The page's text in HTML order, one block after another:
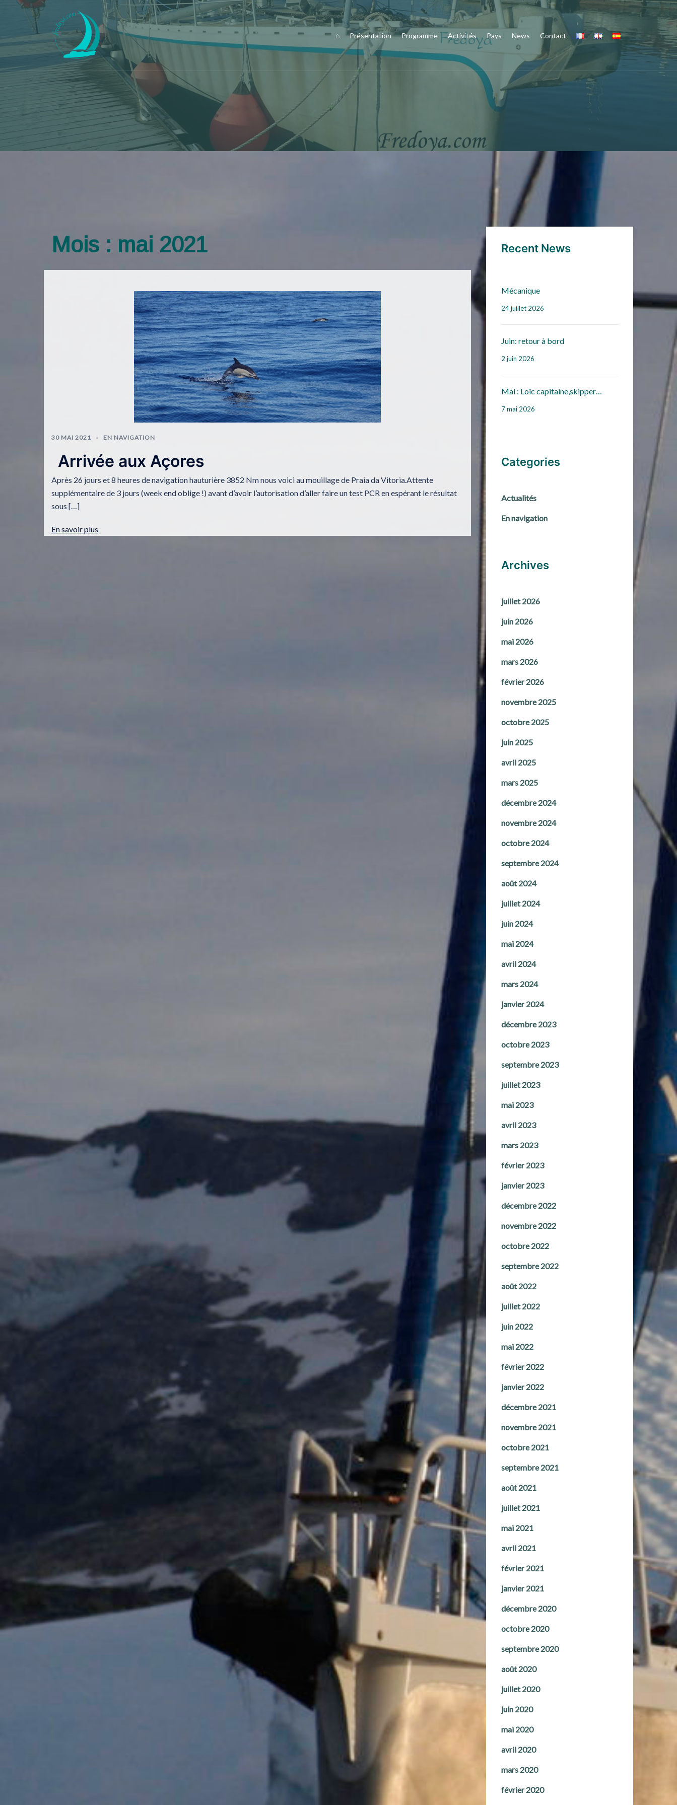
⌂ Présentation Programme Activités Pays News Contact
Mois : mai 2021
30 MAI 2021 EN NAVIGATION
Arrivée aux Açores
Après 26 jours et 8 heures de navigation hauturière 3852 Nm nous voici au mouillage de Praia da Vitoria.Attente
supplémentaire de 3 jours (week end oblige !) avant d’avoir l’autorisation d’aller faire un test PCR en espérant le résultat
sous […]
En savoir plus
Recent News
Mécanique
24 juillet 2026
Juin: retour à bord
2 juin 2026
Mai : Loïc capitaine,skipper…
7 mai 2026
Categories
Actualités
En navigation
Archives
juillet 2026
juin 2026
mai 2026
mars 2026
février 2026
novembre 2025
octobre 2025
juin 2025
avril 2025
mars 2025
décembre 2024
novembre 2024
octobre 2024
septembre 2024
août 2024
juillet 2024
juin 2024
mai 2024
avril 2024
mars 2024
janvier 2024
décembre 2023
octobre 2023
septembre 2023
juillet 2023
mai 2023
avril 2023
mars 2023
février 2023
janvier 2023
décembre 2022
novembre 2022
octobre 2022
septembre 2022
août 2022
juillet 2022
juin 2022
mai 2022
février 2022
janvier 2022
décembre 2021
novembre 2021
octobre 2021
septembre 2021
août 2021
juillet 2021
mai 2021
avril 2021
février 2021
janvier 2021
décembre 2020
octobre 2020
septembre 2020
août 2020
juillet 2020
juin 2020
mai 2020
avril 2020
mars 2020
février 2020